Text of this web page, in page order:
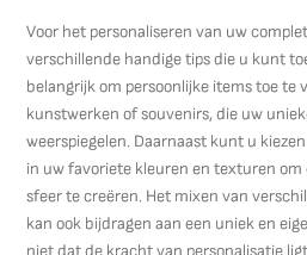
Voor het personaliseren van uw
verschillende handige tips die u kunt
belangrijk om persoonlijke items toe te
kunstwerken of souvenirs, die uw
weerspiegelen. Daarnaast kunt u
in uw favoriete kleuren en texturen
sfeer te creëren. Het mixen van
kan ook bijdragen aan een uniek en
niet dat de kracht van personalisatie